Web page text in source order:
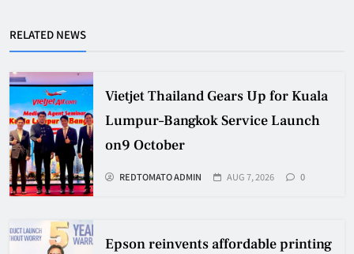
RELATED NEWS
Vietjet Thailand Gears Up for Kuala
Lumpur–Bangkok Service Launch
on9 October
REDTOMATO ADMIN AUG 7, 2026 0
Epson reinvents affordable printing